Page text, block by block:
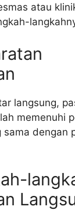
atau
langsung,
memenuhi
sama dengan